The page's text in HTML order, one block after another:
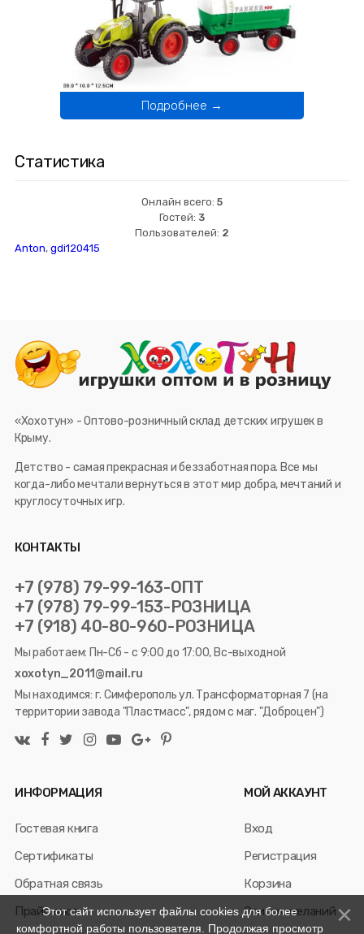
Подробнее →
Статистика
Онлайн всего: 5
Гостей: 3
Пользователей: 2
Anton, gdi120415
«Хохотун» - Оптово-розничный склад детских игрушек в
Крыму.
Детство - самая прекрасная и беззаботная пора. Все мы
когда-либо мечтали вернуться в этот мир добра, мечтаний и
круглосуточных игр.
КОНТАКТЫ
+7 (978) 79-99-163-ОПТ
+7 (978) 79-99-153-РОЗНИЦА
+7 (918) 40-80-960-РОЗНИЦА
Мы работаем: Пн-Сб - с 9:00 до 17:00, Вс-выходной
xoxotyn_2011@mail.ru
Мы находимся: г. Симферополь ул. Трансформаторная 7 (на
территории завода "Пластмасс", рядом с маг. "Доброцен")
ИНФОРМАЦИЯ
Гостевая книга
Сертификаты
Обратная связь
Прайс лист
МОЙ АККАУНТ
Вход
Регистрация
Корзина
Список желаний
Этот сайт использует файлы cookies для более
комфортной работы пользователя. Продолжая просмотр